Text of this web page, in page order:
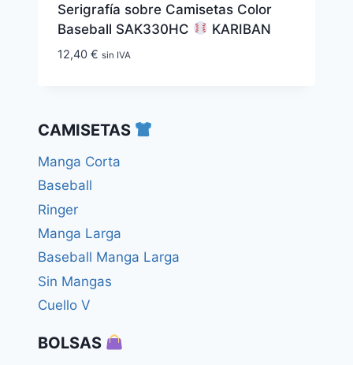
Serigrafía sobre Camisetas Color
Baseball SAK330HC
KARIBAN
12,40 € sin IVA
CAMISETAS
Manga Corta
Baseball
Ringer
Manga Larga
Baseball Manga Larga
Sin Mangas
Cuello V
BOLSAS